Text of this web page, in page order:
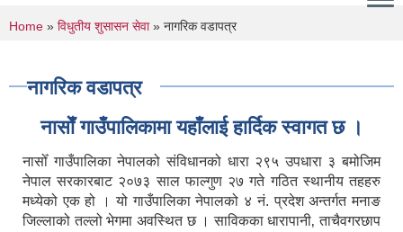
You are here
Home » विधुतीय शुसासन सेवा» नागरिक वडापत्र
नागरिक वडापत्र
नासाेँ गाउँपालिकामा यहाँलाई हार्दिक स्वागत छ ।
नासोँ गाउँपालिका नेपालको संविधानको धारा २९५ उपधारा ३ बमोजिम
नेपाल सरकारबाट २०७३ साल फाल्गुण २७ गते गठित स्थानीय तहहरु
मध्येको एक हो । यो गाउँपालिका नेपालको ४ नं. प्रदेश अन्तर्गत मनाङ
जिल्लाको तल्लो भेगमा अवस्थित छ । साविकका धारापानी‚ ताचैवगरछाप